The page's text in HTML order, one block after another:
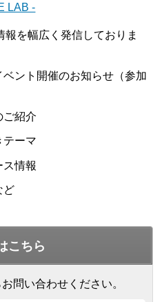
LAB -
を幅広く発信しておりま
ント開催のお知らせ（参加
ご紹介
テーマ
ス情報
ど
こちら
問い合わせください。